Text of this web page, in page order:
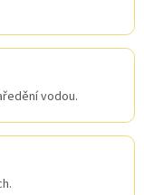
vodou.